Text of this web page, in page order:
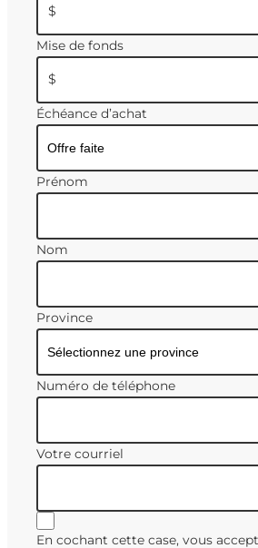
$
Mise de fonds
$
Échéance d’achat
Prénom
Nom
Province
Numéro de téléphone
Votre courriel
En cochant cette case, vous